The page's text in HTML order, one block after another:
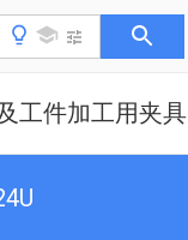
工件加工用夹具